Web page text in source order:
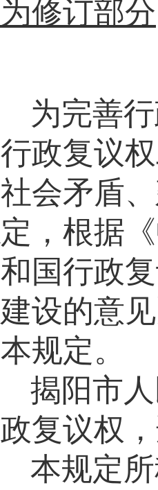
修订部分
为完善行
政复议
会矛盾
，根据
国行政
设的意
规定。
揭阳市人
复议权
本规定所